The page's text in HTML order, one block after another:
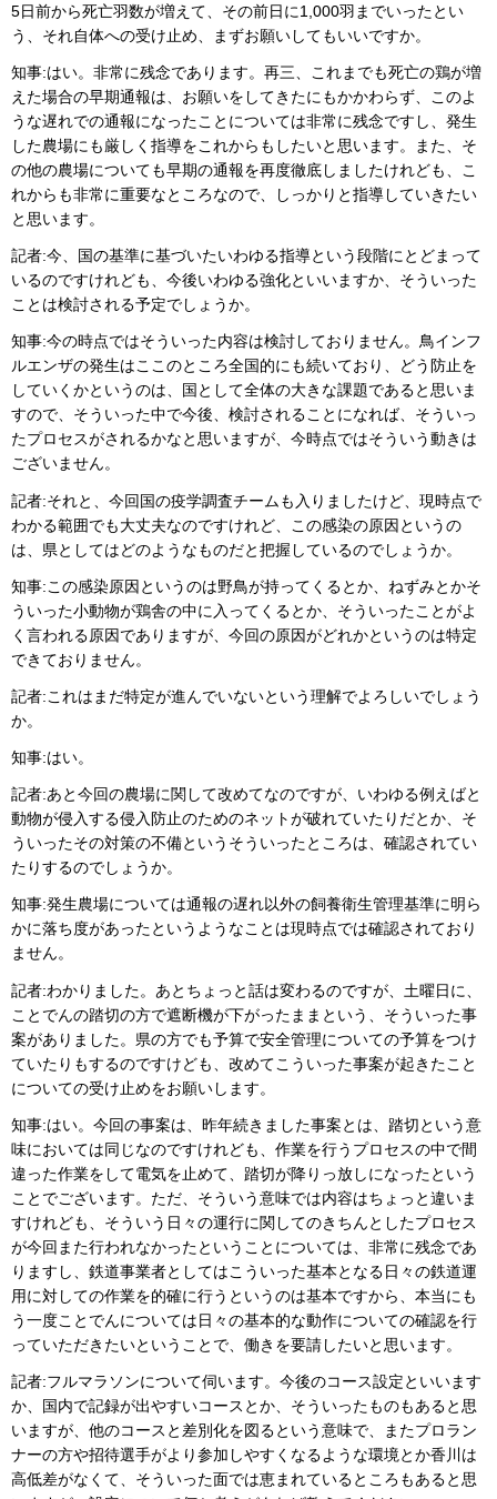
5日前から死亡羽数が増えて、その前日に1,000羽までいったとい
う、それ自体への受け止め、まずお願いしてもいいですか。
知事:はい。非常に残念であります。再三、これまでも死亡の鶏が増
えた場合の早期通報は、お願いをしてきたにもかかわらず、このよ
うな遅れでの通報になったことについては非常に残念ですし、発生
した農場にも厳しく指導をこれからもしたいと思います。また、そ
の他の農場についても早期の通報を再度徹底しましたけれども、こ
れからも非常に重要なところなので、しっかりと指導していきたい
と思います。
記者:今、国の基準に基づいたいわゆる指導という段階にとどまって
いるのですけれども、今後いわゆる強化といいますか、そういった
ことは検討される予定でしょうか。
知事:今の時点ではそういった内容は検討しておりません。鳥インフ
ルエンザの発生はここのところ全国的にも続いており、どう防止を
していくかというのは、国として全体の大きな課題であると思いま
すので、そういった中で今後、検討されることになれば、そういっ
たプロセスがされるかなと思いますが、今時点ではそういう動きは
ございません。
記者:それと、今回国の疫学調査チームも入りましたけど、現時点で
わかる範囲でも大丈夫なのですけれど、この感染の原因というの
は、県としてはどのようなものだと把握しているのでしょうか。
知事:この感染原因というのは野鳥が持ってくるとか、ねずみとかそ
ういった小動物が鶏舎の中に入ってくるとか、そういったことがよ
く言われる原因でありますが、今回の原因がどれかというのは特定
できておりません。
記者:これはまだ特定が進んでいないという理解でよろしいでしょう
か。
知事:はい。
記者:あと今回の農場に関して改めてなのですが、いわゆる例えばと
動物が侵入する侵入防止のためのネットが破れていたりだとか、そ
ういったその対策の不備というそういったところは、確認されてい
たりするのでしょうか。
知事:発生農場については通報の遅れ以外の飼養衛生管理基準に明ら
かに落ち度があったというようなことは現時点では確認されており
ません。
記者:わかりました。あとちょっと話は変わるのですが、土曜日に、
ことでんの踏切の方で遮断機が下がったままという、そういった事
案がありました。県の方でも予算で安全管理についての予算をつけ
ていたりもするのですけども、改めてこういった事案が起きたこと
についての受け止めをお願いします。
知事:はい。今回の事案は、昨年続きました事案とは、踏切という意
味においては同じなのですけれども、作業を行うプロセスの中で間
違った作業をして電気を止めて、踏切が降りっ放しになったという
ことでございます。ただ、そういう意味では内容はちょっと違いま
すけれども、そういう日々の運行に関してのきちんとしたプロセス
が今回また行われなかったということについては、非常に残念であ
りますし、鉄道事業者としてはこういった基本となる日々の鉄道運
用に対しての作業を的確に行うというのは基本ですから、本当にも
う一度ことでんについては日々の基本的な動作についての確認を行
っていただきたいということで、働きを要請したいと思います。
記者:フルマラソンについて伺います。今後のコース設定といいます
か、国内で記録が出やすいコースとか、そういったものもあると思
いますが、他のコースと差別化を図るという意味で、またプロラン
ナーの方や招待選手がより参加しやすくなるような環境とか香川は
高低差がなくて、そういった面では恵まれているところもあると思